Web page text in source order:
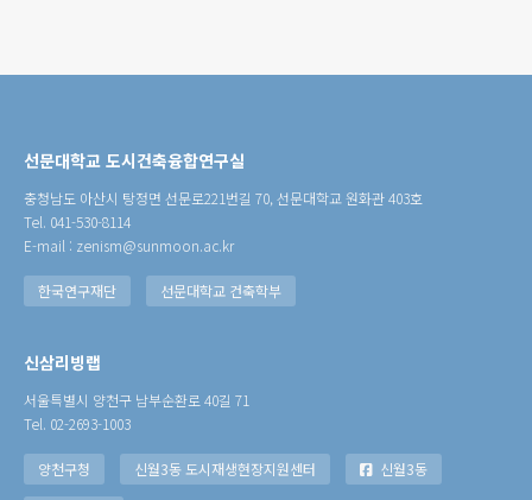
선문대학교 도시건축융합연구실
충청남도 아산시 탕정면 선문로221번길 70, 선문대학교 원화관 403호
Tel. 041-530-8114
E-mail : zenism@sunmoon.ac.kr
한국연구재단 선문대학교 건축학부
신삼리빙랩
서울특별시 양천구 남부순환로 40길 71
Tel. 02-2693-1003
양천구청 신월3동 도시재생현장지원센터 신월3동